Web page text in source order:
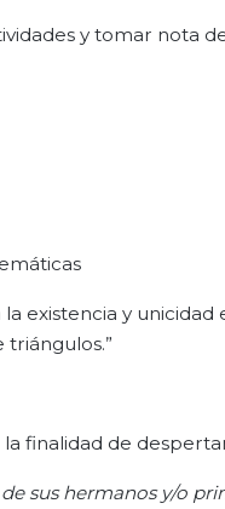
y tomar nota
existencia y
finalidad de
sus hermanos y/o